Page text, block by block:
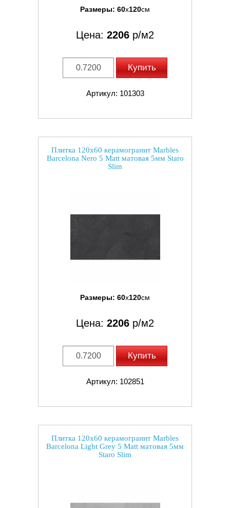
Размеры: 60x120см
Цена: 2206 р/м2
Купить
Артикул: 101303
Плитка 120x60 керамогранит Marbles
Barcelona Nero 5 Matt матовая 5мм Staro
Slim
Размеры: 60x120см
Цена: 2206 р/м2
Купить
Артикул: 102851
Плитка 120x60 керамогранит Marbles
Barcelona Light Grey 5 Matt матовая 5мм
Staro Slim